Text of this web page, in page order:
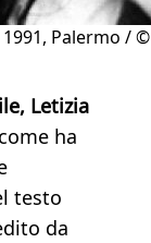
1991, Palermo / ©
Letizia
ha
testo
da